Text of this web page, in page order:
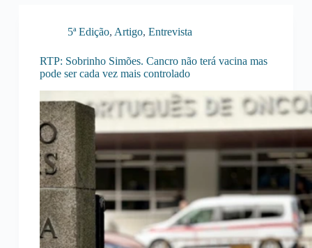
5ª Edição, Artigo, Entrevista
RTP: Sobrinho Simões. Cancro não terá vacina mas
pode ser cada vez mais controlado